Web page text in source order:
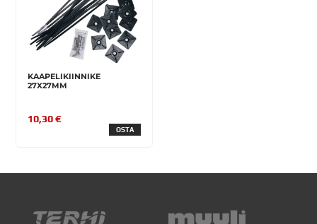
KAAPELIKIINNIKE
27X27MM
10,30 €
OSTA